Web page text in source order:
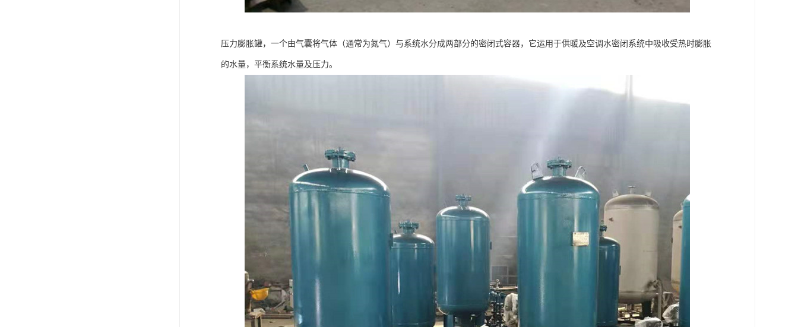
压力膨胀罐，一个由气囊将气体（通常为氮气）与系统水分成两部分的密闭式容器，它运用于供暖及空调水密闭系统中吸收受热时膨胀
的水量，平衡系统水量及压力。